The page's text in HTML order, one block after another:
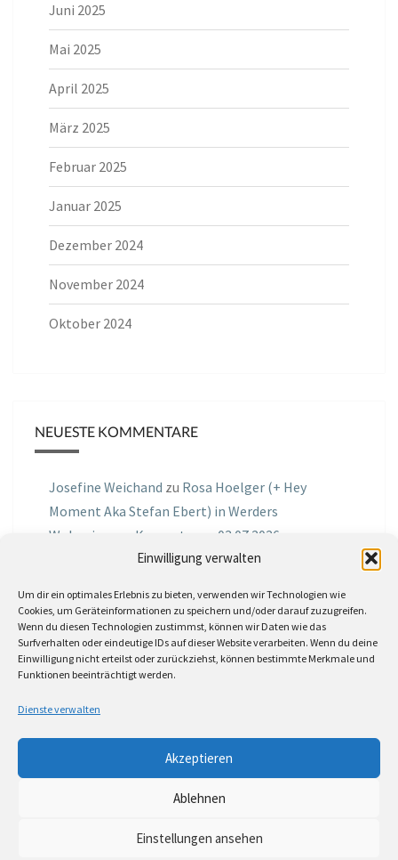
Einwilligung verwalten
Um dir ein optimales Erlebnis zu bieten, verwenden wir Technologien wie
Cookies, um Geräteinformationen zu speichern und/oder darauf zuzugreifen.
Wenn du diesen Technologien zustimmst, können wir Daten wie das
Surfverhalten oder eindeutige IDs auf dieser Website verarbeiten. Wenn du deine
Einwilligung nicht erteilst oder zurückziehst, können bestimmte Merkmale und
Funktionen beeinträchtigt werden.
Dienste verwalten
Akzeptieren
Ablehnen
Einstellungen ansehen
Juni 2025
Mai 2025
April 2025
März 2025
Februar 2025
Januar 2025
Dezember 2024
November 2024
Oktober 2024
NEUESTE KOMMENTARE
Josefine Weichand zu Rosa Hoelger (+ Hey
Moment Aka Stefan Ebert) in Werders
Wohnzimmer Konzerte am 03.07.2026
Podcast Nr.01 vom 08.09.2025 mit Joe Astray
MIRI IN THE GREENzuMiri in the Green in der
Hemingway Lounge, am 30.05.2026
MollezuInterview mit dem Vinylexpress zum
8ten Vinylflohmarkt am 16.05.2026